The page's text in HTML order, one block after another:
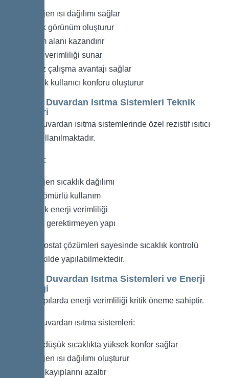
Homojen ısı dağılımı sağlar
Estetik görünüm oluşturur
Yaşam alanı kazandırır
Enerji verimliliği sunar
Sessiz çalışma avantajı sağlar
Yüksek kullanıcı konforu oluşturur
Elektrikli Duvardan Isıtma Sistemleri Teknik
Özellikleri
Elektrikli duvardan ısıtma sistemlerinde özel rezistif ısıtıcı
kablolar kullanılmaktadır.
Avantajları:
Homojen sıcaklık dağılımı
Uzun ömürlü kullanım
Yüksek enerji verimliliği
Bakım gerektirmeyen yapı
Dijital termostat çözümleri sayesinde sıcaklık kontrolü
hassas şekilde yapılabilmektedir.
Elektrikli Duvardan Isıtma Sistemleri ve Enerji
Verimliliği
Modern yapılarda enerji verimliliği kritik öneme sahiptir.
Elektrikli duvardan ısıtma sistemleri:
Daha düşük sıcaklıkta yüksek konfor sağlar
Homojen ısı dağılımı oluşturur
Enerji kayıplarını azaltır